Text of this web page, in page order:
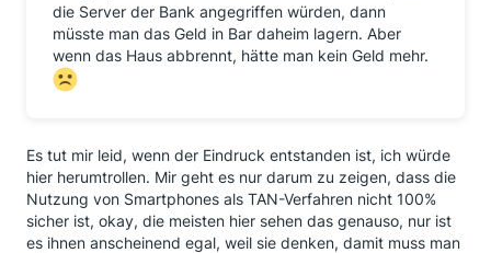
die Server der Bank angegriffen würden, dann
müsste man das Geld in Bar daheim lagern. Aber
wenn das Haus abbrennt, hätte man kein Geld mehr.
Es tut mir leid, wenn der Eindruck entstanden ist, ich würde
hier herumtrollen. Mir geht es nur darum zu zeigen, dass die
Nutzung von Smartphones als TAN-Verfahren nicht 100%
sicher ist, okay, die meisten hier sehen das genauso, nur ist
es ihnen anscheinend egal, weil sie denken, damit muss man